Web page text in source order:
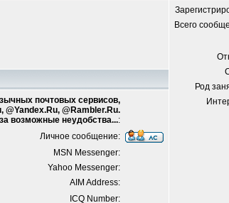
Всего
Род
почтовых сервисов,
@Yandex.Ru, @Rambler.Ru.
возможные неудобства...:
Личное сообщение:
MSN Messenger:
Yahoo Messenger:
AIM Address:
ICQ Number: